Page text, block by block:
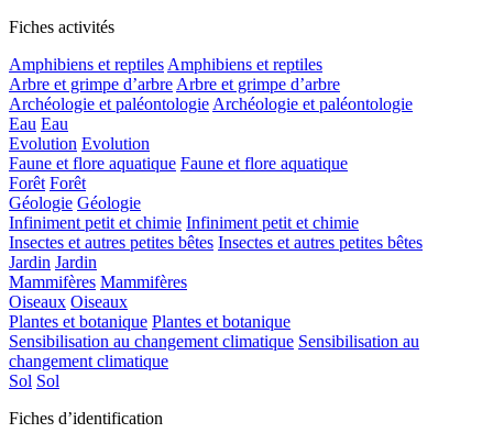
Fiches activités
Amphibiens et reptiles Amphibiens et reptiles
Arbre et grimpe d’arbre Arbre et grimpe d’arbre
Archéologie et paléontologie Archéologie et paléontologie
Eau Eau
Evolution Evolution
Faune et flore aquatique Faune et flore aquatique
Forêt Forêt
Géologie Géologie
Infiniment petit et chimie Infiniment petit et chimie
Insectes et autres petites bêtes Insectes et autres petites bêtes
Jardin Jardin
Mammifères Mammifères
Oiseaux Oiseaux
Plantes et botanique Plantes et botanique
Sensibilisation au changement climatique Sensibilisation au
changement climatique
Sol Sol
Fiches d’identification